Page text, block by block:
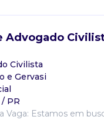
Advogado
Civilista
e Gervasi
PR
Vaga: Estamos em